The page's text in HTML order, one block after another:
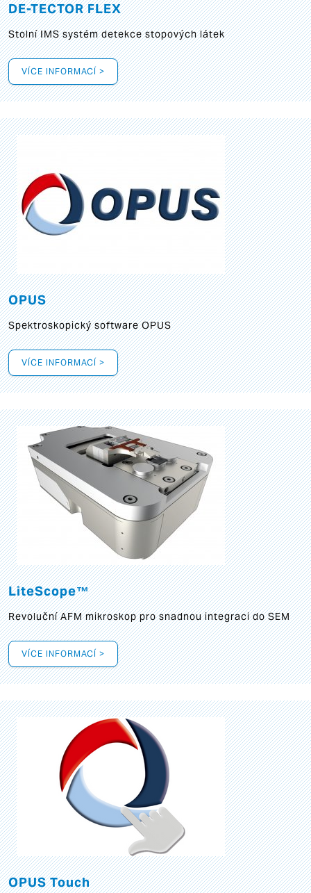
DE-TECTOR FLEX
Stolní IMS systém detekce stopových látek
VÍCE INFORMACÍ >
OPUS
Spektroskopický software OPUS
VÍCE INFORMACÍ >
LiteScope™
Revoluční AFM mikroskop pro snadnou integraci do SEM
VÍCE INFORMACÍ >
OPUS Touch